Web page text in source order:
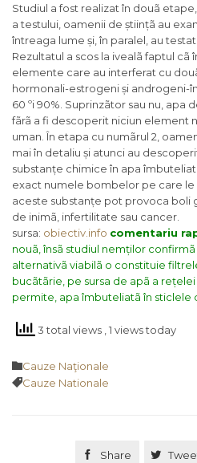
Studiul a fost realizat în douã
a testului, oamenii de științã au
întreaga lume și, în paralel, au
Rezultatul a scos la ivealã faptul cã
elemente care au interferat cu
hormonali-estrogeni și androgeni-
60 ºi 90%. Suprinzãtor sau nu, apa
fãrã a fi descoperit niciun element
uman. În etapa cu numãrul 2,
mai în detaliu și atunci au
substanțe chimice în apa
exact numele bombelor pe care le
aceste substanțe pot provoca boli
de inimã, infertilitate sau cancer.
sursa: obiectiv.info comentariu
nouã, însã studiul nemților
alternativã viabilã o constituie
bucãtãrie, pe sursa de apã a
permite, apa îmbuteliatã în sticlele
3 total views , 1 views today
Category
Cauze Naţionale
Tags
Cauze Nationale
 Share 